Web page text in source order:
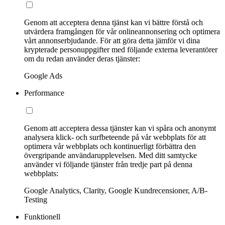
Genom att acceptera denna tjänst kan vi bättre förstå och
utvärdera framgången för vår onlineannonsering och optimera
vårt annonserbjudande. För att göra detta jämför vi dina
krypterade personuppgifter med följande externa leverantörer
om du redan använder deras tjänster:
Google Ads
Performance
Genom att acceptera dessa tjänster kan vi spåra och anonymt
analysera klick- och surfbeteende på vår webbplats för att
optimera vår webbplats och kontinuerligt förbättra den
övergripande användarupplevelsen. Med ditt samtycke
använder vi följande tjänster från tredje part på denna
webbplats:
Google Analytics, Clarity, Google Kundrecensioner, A/B-
Testing
Funktionell